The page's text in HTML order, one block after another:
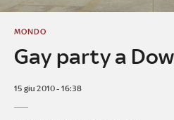
Gay party a
MONDO
15 giu 2010 - 16:38